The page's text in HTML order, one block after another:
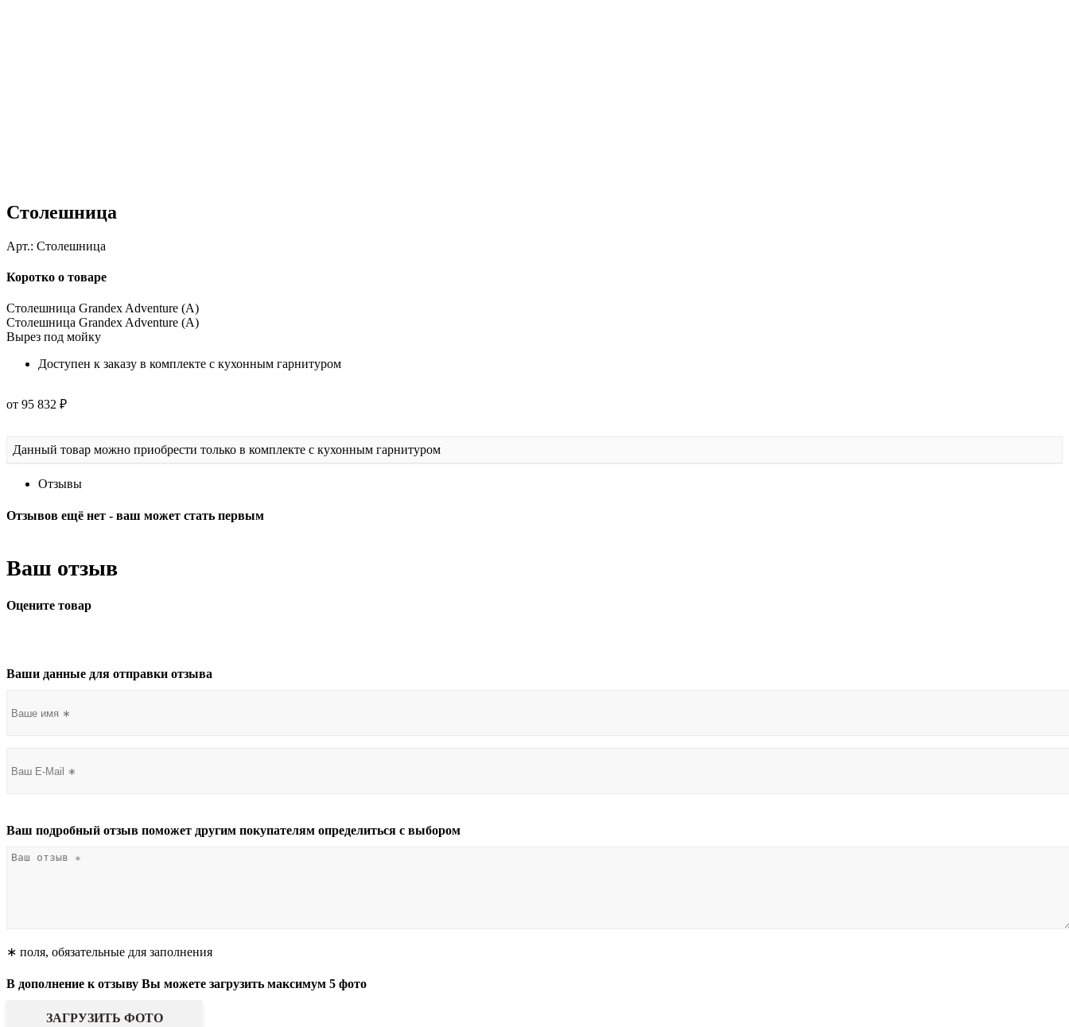
Столешница
Арт.: Столешница
Коротко о товаре
Столешница Grandex Adventure (A)
Столешница Grandex Adventure (A)
Вырез под мойку
Доступен к заказу в комплекте с кухонным гарнитуром
от 95 832 ₽
Данный товар можно приобрести только в комплекте с кухонным гарнитуром
Отзывы
Отзывов ещё нет - ваш может стать первым
Ваш отзыв
Оцените товар
Ваши данные для отправки отзыва
Ваш подробный отзыв поможет другим покупателям определиться с выбором
∗ поля, обязательные для заполнения
В дополнение к отзыву Вы можете загрузить максимум 5 фото
ЗАГРУЗИТЬ ФОТО